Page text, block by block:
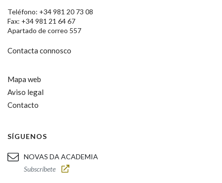
Teléfono: +34 981 20 73 08
Fax: +34 981 21 64 67
Apartado de correo 557
Contacta connosco
Mapa web
Aviso legal
Contacto
SÍGUENOS
NOVAS DA ACADEMIA
Subscríbete